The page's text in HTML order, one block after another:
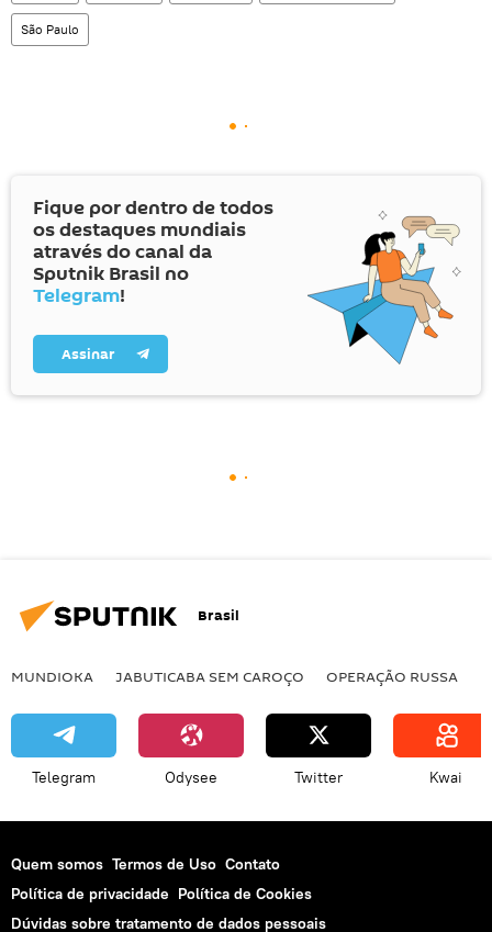
São Paulo
Fique por dentro de todos
os destaques mundiais
através do canal da
Sputnik Brasil no
Telegram!
Assinar
Brasil
MUNDIOKA JABUTICABA SEM CAROÇO OPERAÇÃO RUSSA
Telegram Odysee Twitter Kwai
Quem somos Termos de Uso Contato
Política de privacidade Política de Cookies
Dúvidas sobre tratamento de dados pessoais